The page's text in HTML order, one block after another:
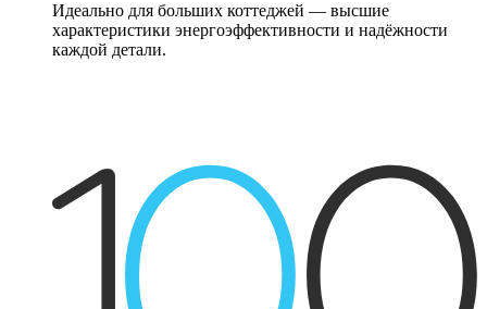
Идеально для больших коттеджей — высшие
характеристики энергоэффективности и надёжности
каждой детали.